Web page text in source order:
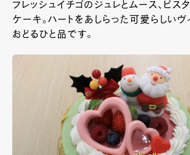
フレッシュイチゴのジュレとムース、ピス
ケーキ。ハートをあしらった可愛らしいヴ
おどるひと品です。